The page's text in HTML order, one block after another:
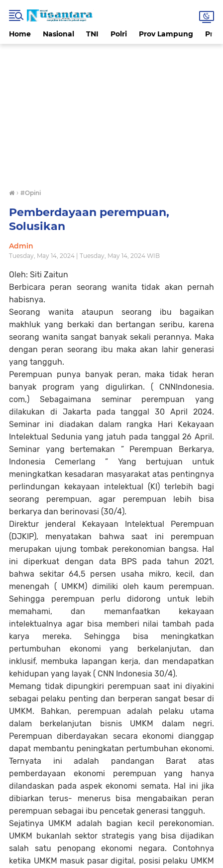
Home Nasional TNI Polri Prov Lampung
› #Opini
Pemberdayaan perempuan,
Solusikan
Admin
Tuesday, May 14, 2024 | Tuesday, May 14, 2024 WIB
Oleh: Siti Zaitun
Berbicara peran seorang wanita tidak akan pernah
habisnya.
Seorang wanita ataupun seorang ibu bagaikan
makhluk yang berkaki dan bertangan seribu, karena
seorang wanita sangat banyak sekali perannya. Maka
dengan peran seorang ibu maka akan lahir generasi
yang tangguh.
Perempuan punya banyak peran, maka tidak heran
banyak program yang digulirkan. ( CNNIndonesia.
com,) Sebagaimana seminar perempuan yang
dilakukan di Jakarta pada tanggal 30 April 2024.
Seminar ini diadakan dalam rangka Hari Kekayaan
Intelektual Sedunia yang jatuh pada tanggal 26 April.
Seminar yang bertemakan ” Perempuan Berkarya,
Indonesia Cemerlang ” Yang bertujuan untuk
meningkatkan kesadaran masyarakat atas pentingnya
perlindungan kekayaan intelektual (KI) terlebih bagi
seorang perempuan, agar perempuan lebih bisa
berkarya dan berinovasi (30/4).
Direktur jenderal Kekayaan Intelektual Perempuan
(DJKIP), menyatakan bahwa saat ini perempuan
merupakan ujung tombak perekonomian bangsa. Hal
ini diperkuat dengan data BPS pada tahun 2021,
bahwa sekitar 64,5 persen usaha mikro, kecil, dan
menengah ( UMKM) dimiliki oleh kaum perempuan.
Sehingga perempuan perlu didorong untuk lebih
memahami, dan memanfaatkan kekayaan
intelektualnya agar bisa memberi nilai tambah pada
karya mereka. Sehingga bisa meningkatkan
pertumbuhan ekonomi yang berkelanjutan, dan
inklusif, membuka lapangan kerja, dan mendapatkan
kehidupan yang layak ( CNN Indonesia 30/4).
Memang tidak dipungkiri perempuan saat ini diyakini
sebagai pelaku penting dan berperan sangat besar di
UMKM. Bahkan, perempuan adalah pelaku utama
dalam berkelanjutan bisnis UMKM dalam negri.
Perempuan diberdayakan secara ekonomi dianggap
dapat membantu peningkatan pertumbuhan ekonomi.
Ternyata ini adalah pandangan Barat atas
pemberdayaan ekonomi perempuan yang hanya
dilandaskan pada aspek ekonomi semata. Hal ini jika
dibiarkan terus- menerus bisa mengabaikan peran
perempuan sebagai ibu pencetak generasi tangguh.
Sejatinya UMKM adalah bagian kecil perekonomian.
UMKM bukanlah sektor strategis yang bisa dijadikan
salah satu penopang ekonomi negara. Contohnya
ketika UMKM masuk pasar digital, posisi pelaku UMKM